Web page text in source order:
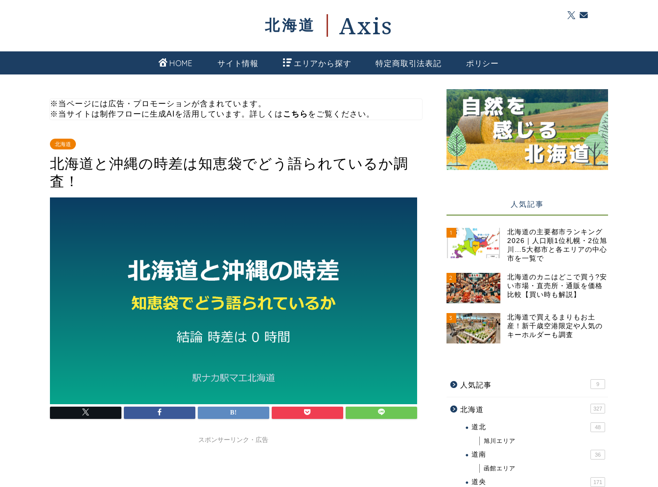
HOME サイト情報 エリアから探す 特定商取引法表記 ポリシー
※当ページには広告・プロモーションが含まれています。
※当サイトは制作フローに生成AIを活用しています。詳しくはこちら をご覧ください。
北海道
北海道と沖縄の時差は知恵袋でどう語られているか調
査！
スポンサーリンク・広告
人気記事
1
北海道の主要都市ランキング
2026｜人口順1位札幌・2位旭
川…5大都市と各エリアの中心
市を一覧で
2
北海道のカニはどこで買う?安
い市場・直売所・通販を価格
比較【買い時も解説】
3
北海道で買えるまりもお土
産！新千歳空港限定や人気の
キーホルダーも調査
人気記事 9
北海道 327
道北 48
旭川エリア
道南 36
函館エリア
道央 171